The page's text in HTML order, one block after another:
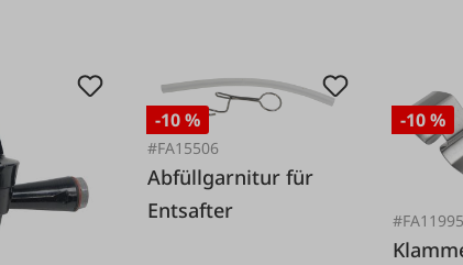
-10 %
#FA15506
Abfüllgarnitur für
Entsafter
-10 %